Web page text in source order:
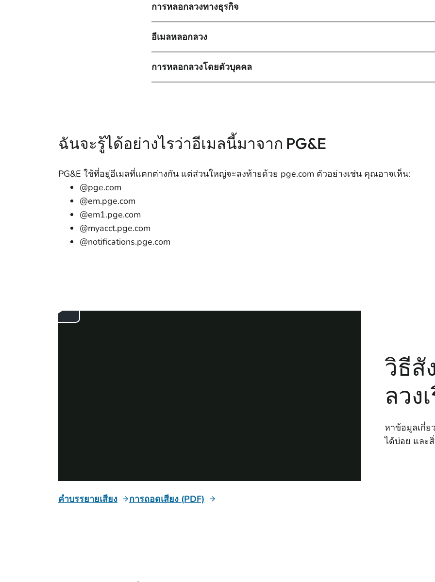
การหลอกลวงทางธุรกิจ
อีเมลหลอกลวง
การหลอกลวงโดยตัวบุคคล
ฉันจะรู้ได้อย่างไรว่าอีเมลนี้มาจาก PG&E
PG&E ใช้ที่อยู่อีเมลที่แตกต่างกัน แต่ส่วนใหญ่จะลงท้ายด้วย pge.com ตัวอย่างเช่น คุณอาจเห็น:
@pge.com
@em.pge.com
@em1.pge.com
@myacct.pge.com
@notifications.pge.com
คำบรรยายเสียง การถอดเสียง (PDF)
วิธีสั
ลวง
หาข้อมูลเกี่
ได้บ่อย และ